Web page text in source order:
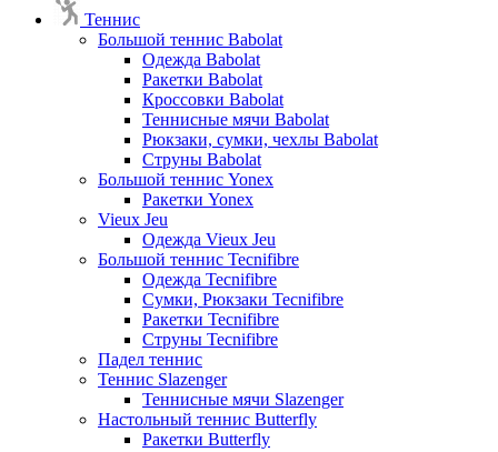
Теннис
Большой теннис Babolat
Одежда Babolat
Ракетки Babolat
Кроссовки Babolat
Теннисные мячи Babolat
Рюкзаки, сумки, чехлы Babolat
Струны Babolat
Большой теннис Yonex
Ракетки Yonex
Vieux Jeu
Одежда Vieux Jeu
Большой теннис Tecnifibre
Одежда Tecnifibre
Сумки, Рюкзаки Tecnifibre
Ракетки Tecnifibre
Струны Tecnifibre
Падел теннис
Теннис Slazenger
Теннисные мячи Slazenger
Настольный теннис Butterfly
Ракетки Butterfly